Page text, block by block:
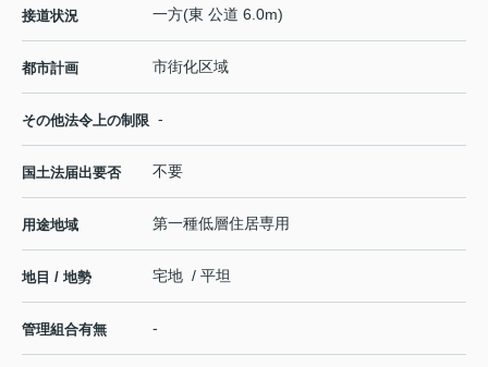
接道状況 一方(東 公道 6.0m)
都市計画 市街化区域
その他法令上の制限 -
国土法届出要否 不要
用途地域 第一種低層住居専用
地目 / 地勢 宅地 / 平坦
管理組合有無 -